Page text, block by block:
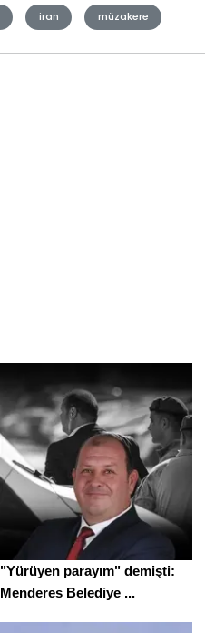
iran müzakere
"Yürüyen parayım" demişti:
Menderes Belediye ...